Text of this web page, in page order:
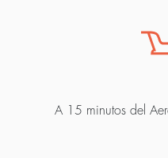
A 15 minutos del